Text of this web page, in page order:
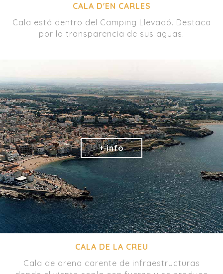
CALA D'EN CARLES
Cala está dentro del Camping Llevadó. Destaca
por la transparencia de sus aguas.
CALA DE LA CREU
Cala de arena carente de infraestructuras